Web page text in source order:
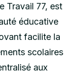
Travail 77, est
éducative
facilite la
scolaires
aux